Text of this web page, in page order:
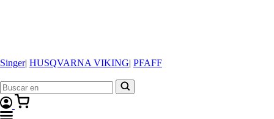
Singer| HUSQVARNA VIKING| PFAFF